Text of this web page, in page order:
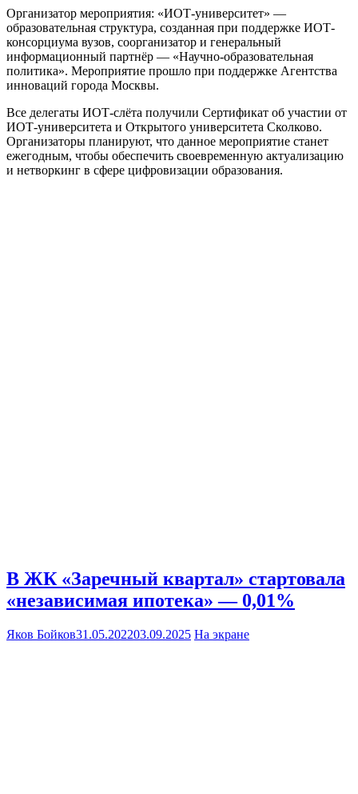
Организатор мероприятия: «ИОТ-университет» —
образовательная структура, созданная при поддержке ИОТ-
консорциума вузов, соорганизатор и генеральный
информационный партнёр — «Научно-образовательная
политика». Мероприятие прошло при поддержке Агентства
инноваций города Москвы.
Все делегаты ИОТ-слёта получили Сертификат об участии от
ИОТ-университета и Открытого университета Сколково.
Организаторы планируют, что данное мероприятие станет
ежегодным, чтобы обеспечить своевременную актуализацию
и нетворкинг в сфере цифровизации образования.
В ЖК «Заречный квартал» стартовала
«независимая ипотека» — 0,01%
Яков Бойков31.05.202203.09.2025 На экране